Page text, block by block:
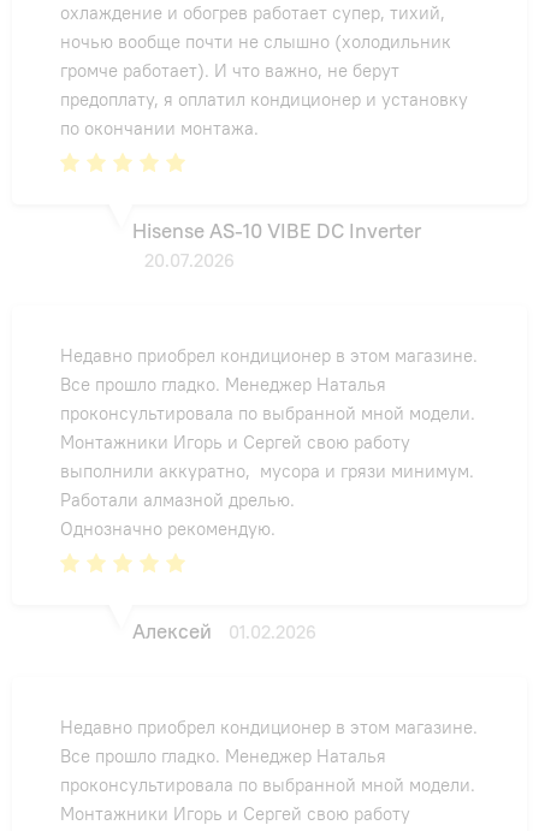
охлаждение и обогрев работает супер, тихий,
ночью вообще почти не слышно (холодильник
громче работает). И что важно, не берут
предоплату, я оплатил кондиционер и установку
по окончании монтажа.
Hisense AS-10 VIBE DC Inverter
20.07.2026
Недавно приобрел кондиционер в этом магазине.
Все прошло гладко. Менеджер Наталья
проконсультировала по выбранной мной модели.
Монтажники Игорь и Сергей свою работу
выполнили аккуратно, мусора и грязи минимум.
Работали алмазной дрелью.
Однозначно рекомендую.
Алексей 01.02.2026
Недавно приобрел кондиционер в этом магазине.
Все прошло гладко. Менеджер Наталья
проконсультировала по выбранной мной модели.
Монтажники Игорь и Сергей свою работу